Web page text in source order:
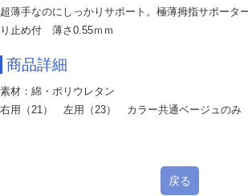
超薄手なのにしっかりサポート。極薄拇指サポー
り止め付 薄さ0.55ｍｍ
商品詳細
素材：綿・ポリウレタン
右用（21） 左用（23） カラー共通ベージュのみ
戻る